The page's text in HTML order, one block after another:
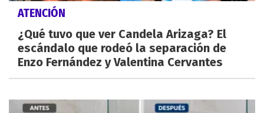
ATENCIÓN
¿Qué tuvo que ver Candela Arizaga? El
escándalo que rodeó la separación de
Enzo Fernández y Valentina Cervantes